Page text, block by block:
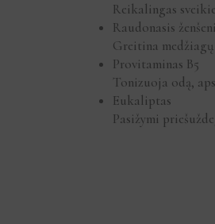
Reikalingas
Raudonasis
Greitina
Provitaminas B5
Tonizuoja odą,
Eukaliptas
Pasižymi